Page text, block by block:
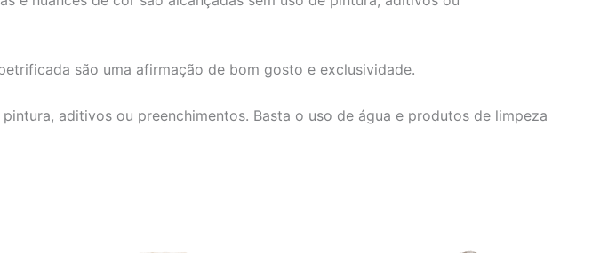
são uma afirmação de bom gosto e exclusividade.
aditivos ou preenchimentos. Basta o uso de água e produtos de limpeza